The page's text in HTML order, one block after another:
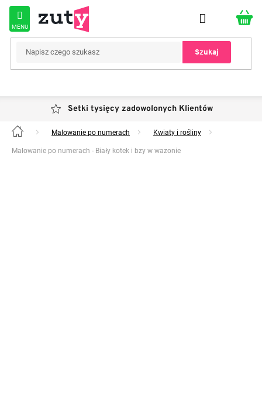
Przejść
treści
Szukaj
Setki tysięcy zadowolonych Klientów
Home Malowanie po numerach Kwiaty i rośliny
Malowanie po numerach - Biały kotek i bzy w wazonie